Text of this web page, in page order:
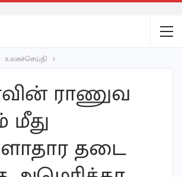
உலகச்செய்தி
ராணுவ
மீது
தடை